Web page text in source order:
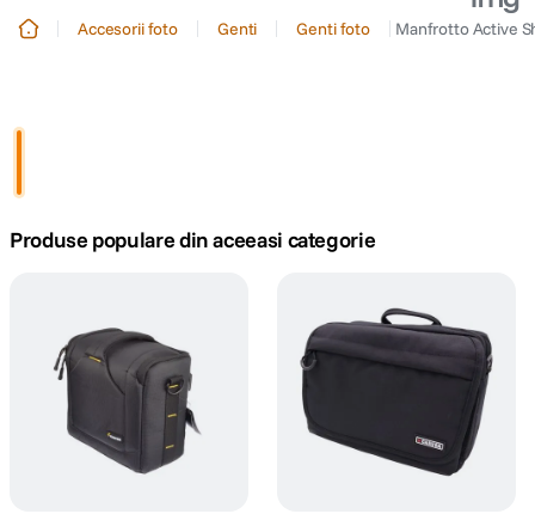
4. peak design
6. lavaliera
. sony fx
card memorie
Accesorii foto Genti Genti foto Manfrotto Active
Produse populare din aceeasi categorie